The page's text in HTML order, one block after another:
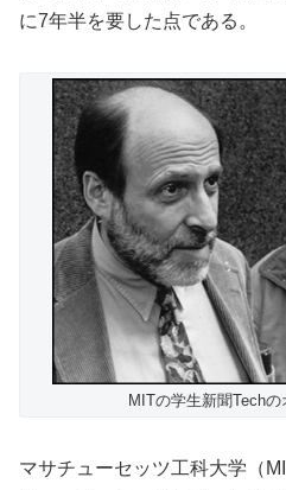
に7年半を要した点である。
MITの学生新聞Techの
マサチューセッツ工科大学（